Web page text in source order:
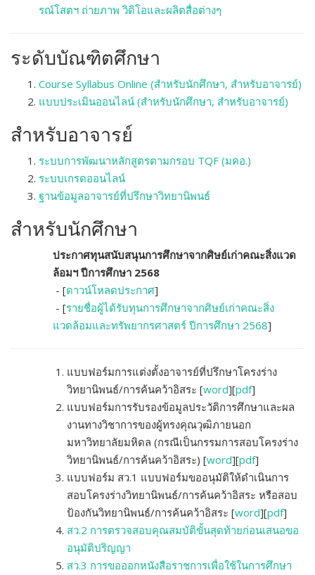
รณ์โสตฯ ถ่ายภาพ วิดิโอและผลิตสื่อต่างๆ
ระดับบัณฑิตศึกษา
Course Syllabus Online (สำหรับนักศึกษา, สำหรับอาจารย์)
แบบประเมินออนไลน์ (สำหรับนักศึกษา, สำหรับอาจารย์)
สำหรับอาจารย์
ระบบการพัฒนาหลักสูตรตามกรอบ TQF (มคอ.)
ระบบเกรดออนไลน์
ฐานข้อมูลอาจารย์ที่ปรึกษาวิทยานิพนธ์
สำหรับนักศึกษา
ประกาศทุนสนับสนุนการศึกษาจากศิษย์เก่าคณะสิ่งแวด
ล้อมฯ ปีการศึกษา 2568
- [ดาวน์โหลดประกาศ]
- [รายชื่อผู้ได้รับทุนการศึกษาจากศิษย์เก่าคณะสิ่ง
แวดล้อมและทรัพยากรศาสตร์ ปีการศึกษา 2568]
แบบฟอร์มการแต่งตั้งอาจารย์ที่ปรึกษาโครงร่าง
วิทยานิพนธ์/การค้นคว้าอิสระ [word][pdf]
แบบฟอร์มการรับรองข้อมูลประวัติการศึกษาและผล
งานทางวิชาการของผู้ทรงคุณวุฒิภายนอก
มหาวิทยาลัยมหิดล (กรณีเป็นกรรมการสอบโครงร่าง
วิทยานิพนธ์/การค้นคว้าอิสระ) [word][pdf]
แบบฟอร์ม สว.1 แบบฟอร์มขออนุมัติให้ดำเนินการ
สอบโครงร่างวิทยานิพนธ์/การค้นคว้าอิสระ หรือสอบ
ป้องกันวิทยานิพนธ์/การค้นคว้าอิสระ [word][pdf]
สว.2 การตรวจสอบคุณสมบัติขั้นสุดท้ายก่อนเสนอขอ
อนุมัติปริญญา
สว.3 การขอออกหนังสือราชการเพื่อใช้ในการศึกษา